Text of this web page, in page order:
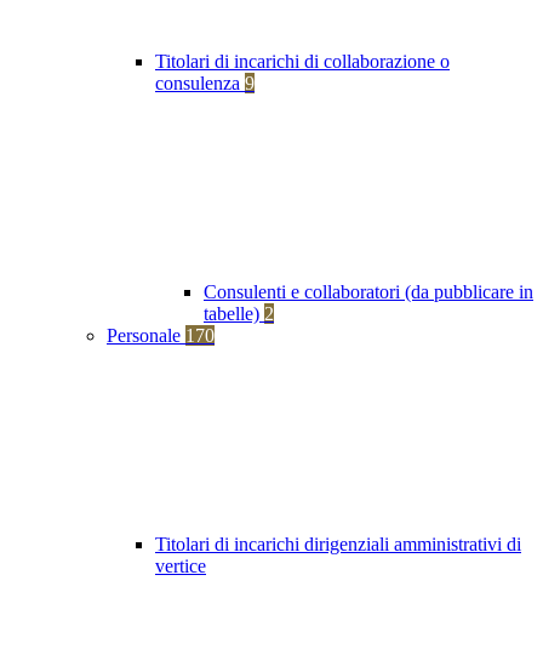
Titolari di incarichi di collaborazione o
consulenza 9
Consulenti e collaboratori (da pubblicare in
tabelle) 2
Personale 170
Titolari di incarichi dirigenziali amministrativi di
vertice